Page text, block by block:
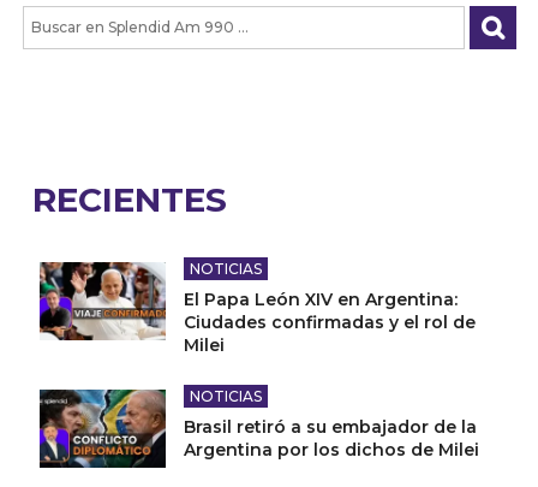
RECIENTES
NOTICIAS
El Papa León XIV en Argentina:
Ciudades confirmadas y el rol de
Milei
NOTICIAS
Brasil retiró a su embajador de la
Argentina por los dichos de Milei